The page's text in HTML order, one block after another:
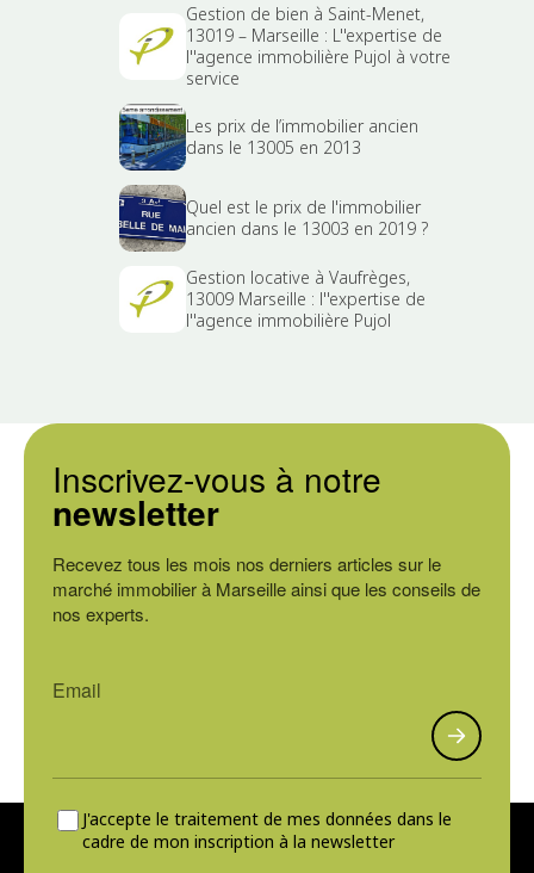
Gestion de bien à Saint-Menet,
13019 – Marseille : L''expertise de
l''agence immobilière Pujol à votre
service
Les prix de l’immobilier ancien
dans le 13005 en 2013
Quel est le prix de l'immobilier
ancien dans le 13003 en 2019 ?
Gestion locative à Vaufrèges,
13009 Marseille : l''expertise de
l''agence immobilière Pujol
Inscrivez-vous à notre
newsletter
Recevez tous les mois nos derniers articles sur le
marché immobilier à Marseille ainsi que les conseils de
nos experts.
J'accepte le traitement de mes données dans le
cadre de mon inscription à la newsletter